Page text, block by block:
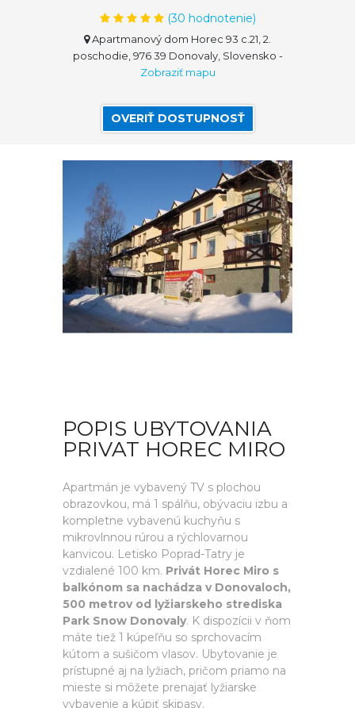
(30 hodnotenie)
Apartmanový dom Horec 93 c.21, 2.
poschodie, 976 39 Donovaly, Slovensko -
Zobraziť mapu
OVERIŤ DOSTUPNOSŤ
POPIS UBYTOVANIA
PRIVAT HOREC MIRO
Apartmán je vybavený TV s plochou
obrazovkou, má 1 spálňu, obývaciu izbu a
kompletne vybavenú kuchyňu s
mikrovlnnou rúrou a rýchlovarnou
kanvicou. Letisko Poprad-Tatry je
vzdialené 100 km. Privát Horec Miro s
balkónom sa nachádza v Donovaloch,
500 metrov od lyžiarskeho strediska
Park Snow Donovaly. K dispozícii v ňom
máte tiež 1 kúpeľňu so sprchovacím
kútom a sušičom vlasov. Ubytovanie je
prístupné aj na lyžiach, pričom priamo na
mieste si môžete prenajať lyžiarske
vybavenie a kúpiť skipasy.